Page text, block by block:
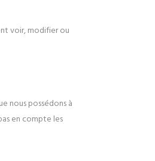
voir, modifier ou
nous possédons à
en compte les